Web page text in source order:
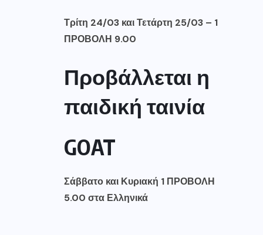
Τρίτη 24/03 και Τετάρτη 25/03 – 1
ΠΡΟΒΟΛΗ 9.00
Προβάλλεται η
παιδική ταινία
GOAT
Σάββατο και Κυριακή 1 ΠΡΟΒΟΛΗ
5.00 στα Ελληνικά